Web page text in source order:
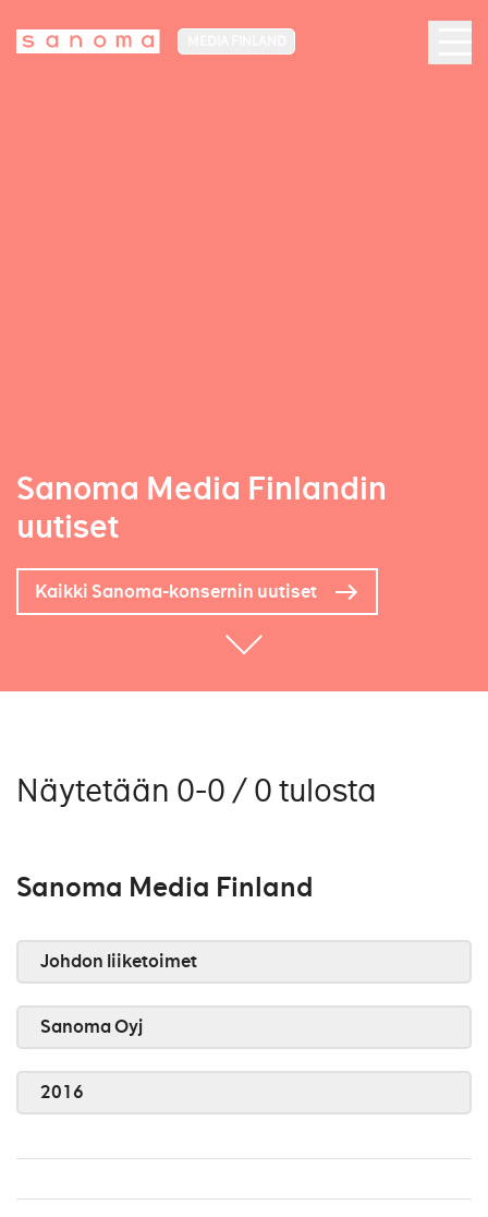
Sanoma Media Finlandin
uutiset
Kaikki Sanoma-konsernin uutiset
Näytetään 0-0 / 0 tulosta
Sanoma Media Finland
Johdon liiketoimet
Sanoma Oyj
2016